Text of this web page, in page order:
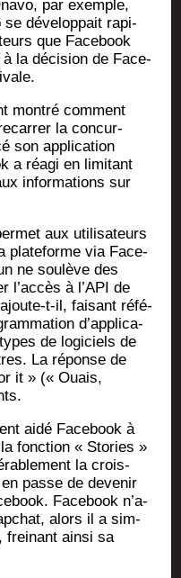
par exemple,
se déve­lop­pait rapi­
que Face­book
à la déci­sion de Face­
mon­tré com­ment
la concur­
son appli­ca­tion
a réagi en limi­tant
infor­ma­tions sur
aux uti­li­sa­teurs
pla­te­forme via Face­
ne sou­lève des
l’ac­cès à l’A­PI de
t-il, fai­sant réfé­
d’ap­pli­ca­
de logi­ciels de
La réponse de
it » (« Ouais,
aidé Face­book à
fonc­tion « Sto­ries »
la crois­
passe de deve­nir
Face­book n’a­
alors il a sim­
frei­nant ain­si sa